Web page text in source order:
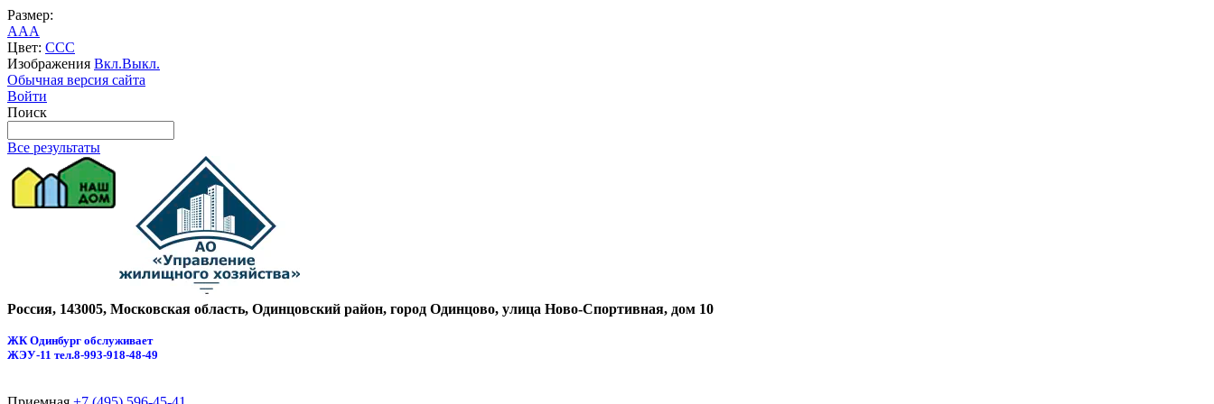
Размер:
AAA
Цвет: CCC
Изображения Вкл.Выкл.
Обычная версия сайта
Войти
Поиск
Все результаты
Россия, 143005, Московская область, Одинцовский район, город Одинцово, улица Ново-Спортивная, дом 10
ЖК Одинбург обслуживает
ЖЭУ-11 тел.8-993-918-48-49